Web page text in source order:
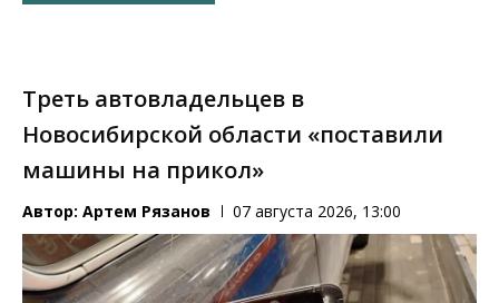
Треть автовладельцев в
Новосибирской области «поставили
машины на прикол»
Автор: Артем Рязанов 07 августа 2026, 13:00